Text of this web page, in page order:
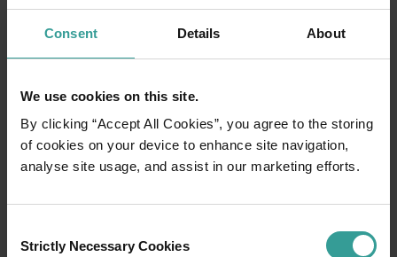
Consent Details About
We use cookies on this site.
By clicking “Accept All Cookies”, you agree to the storing
of cookies on your device to enhance site navigation,
analyse site usage, and assist in our marketing efforts.
Selection
Strictly Necessary Cookies
Sculptures)
地球上で最大の屋外アートギャラリー、世界
ムリーが制作したインサイド・オーストラリ
ア展に入りましょう。ここでは、10平方キロメ
ートルにまたがって、51の個々に鋳造された黒
景に立っています。